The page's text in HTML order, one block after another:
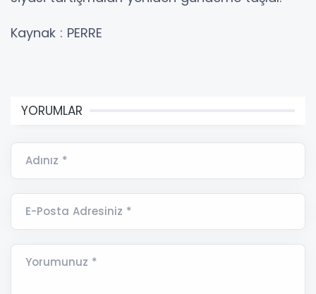
Kaynak : PERRE
YORUMLAR
Adınız *
E-Posta Adresiniz *
Yorumunuz *